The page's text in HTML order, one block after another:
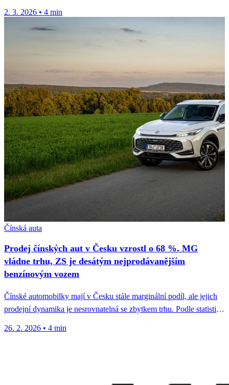
2. 3. 2026 • 4 min
Čínská auta
Prodej čínských aut v Česku vzrostl o 68 %. MG
vládne trhu, ZS je desátým nejprodávanějším
benzínovým vozem
Čínské automobilky mají v Česku stále marginální podíl, ale jejich
prodejní dynamika je nesrovnatelná se zbytkem trhu. Podle statistik
26. 2. 2026 • 4 min